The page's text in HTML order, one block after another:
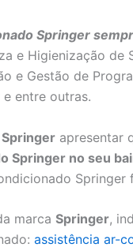
Springer
e Higienização de
e Gestão de
entre outras.
apresentar
Springer no seu
marca Springer,
assistência ar-